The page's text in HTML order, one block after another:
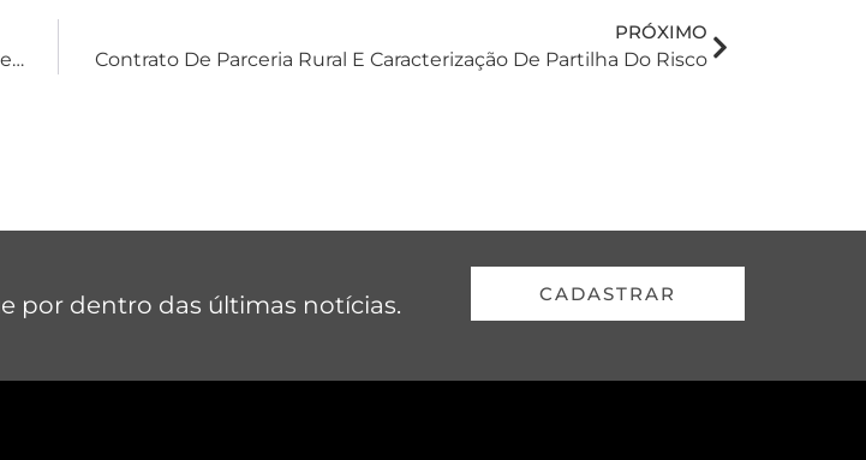
A Responsabilidade Civil Objetiva Dos Entes Públicos E O Dever De Indenizar.
PRÓXIMO
Contrato De Parceria Rural E Caracterização De Partilha Do Risco
por dentro das últimas notícias. CADASTRAR